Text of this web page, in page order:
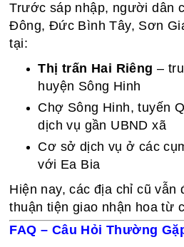
Trước sáp nhập, người dân
Đông, Đức Bình Tây, Sơn
tại:
Thị trấn Hai Riêng –
huyện Sông Hinh
Chợ Sông Hinh, tuyến
dịch vụ gần UBND xã
Cơ sở dịch vụ ở các
với Ea Bia
Hiện nay, các địa chỉ cũ
thuận tiện giao nhận hoa từ
FAQ – Câu Hỏi Thường